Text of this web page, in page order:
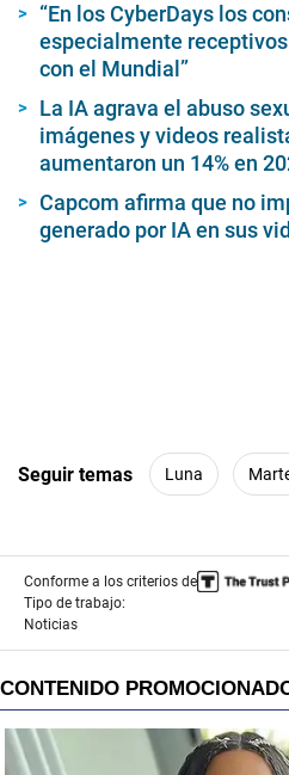
“En los CyberDays los
especialmente
con el Mundial”
La IA agrava el abuso
imágenes y videos
aumentaron un 14% en
Capcom afirma que no
generado por IA en sus
Seguir temas Luna
Conforme a los criterios de
Tipo de trabajo:
Noticias